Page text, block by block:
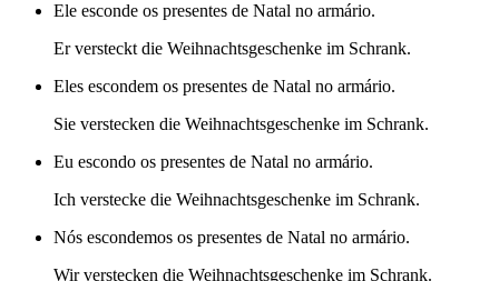
Ele esconde os presentes de Natal no armário.
Er versteckt die Weihnachtsgeschenke im Schrank.
Eles escondem os presentes de Natal no armário.
Sie verstecken die Weihnachtsgeschenke im Schrank.
Eu escondo os presentes de Natal no armário.
Ich verstecke die Weihnachtsgeschenke im Schrank.
Nós escondemos os presentes de Natal no armário.
Wir verstecken die Weihnachtsgeschenke im Schrank.